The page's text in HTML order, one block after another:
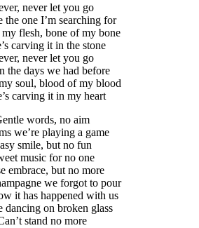
never let you go
the one I’m searching for
flesh, bone of my bone
carving it in the stone
never let you go
the days we had before
soul, blood of my blood
carving it in my heart
words, no aim
we’re playing a game
smile, but no fun
music for no one
embrace, but no more
we forgot to pour
it has happened with us
dancing on broken glass
stand no more